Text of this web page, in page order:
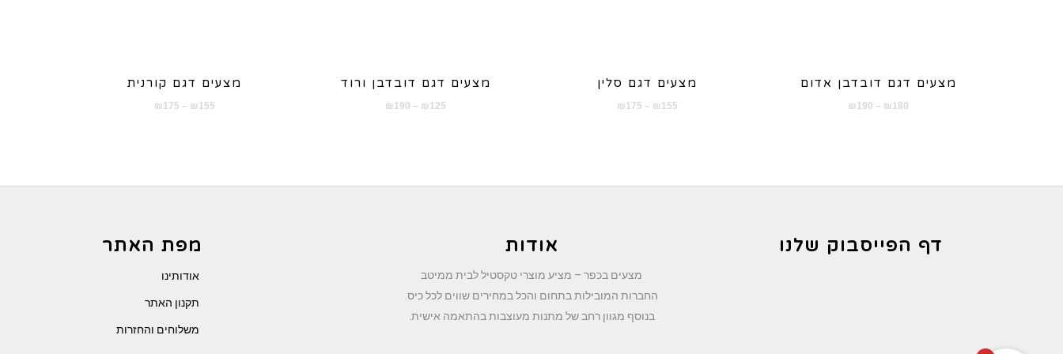
מצעים דגם דובדבן אדום
₪ 180
–
₪ 190
טווח
מצעים דגם סלין
₪ 155
–
₪ 175
מצעים דגם דובדבן ורוד
₪ 125
–
₪ 190
טווח
מצעים דגם קורנית
₪ 155
–
₪ 175
דף הפייסבוק שלנו אודות
מצעים בכפר – מציע מוצרי טקסטיל לבית ממיטב
החברות המובילות בתחום והכל במחירים שווים לכל כיס.
בנוסף מגוון רחב של מתנות מעוצבות בהתאמה אישית.
מפת האתר
אודותינו
תקנון האתר
משלוחים והחזרות